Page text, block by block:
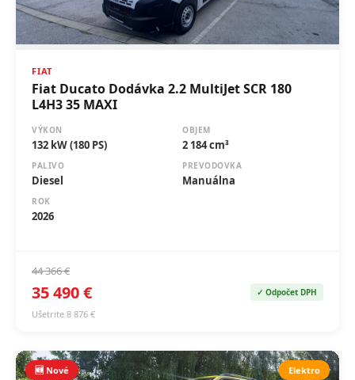
FIAT
Fiat Ducato Dodávka 2.2 MultiJet SCR 180
L4H3 35 MAXI
VÝKON
132 kW (180 PS)
OBJEM
2 184 cm³
PALIVO
Diesel
PREVODOVKA
Manuálna
ROK
2026
44 366 €
35 490 €
Ušetrite 8 876 €
✓ Odpočet DPH
🆕 Nové Elektro